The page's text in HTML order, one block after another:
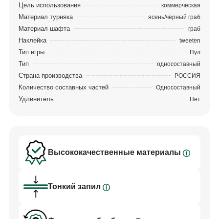
Цель использования коммерческая
Материал турняка ясень/чёрный граб
Материал шафта граб
Наклейка tweeten
Тип игры Пул
Тип односоставный
Страна производства РОССИЯ
Количество составных частей Односоставный
Удлинитель Нет
Высококачественные материалы
Тонкий запил